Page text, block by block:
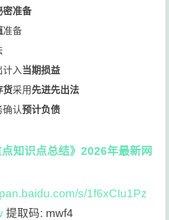
密准备
准备
计入 当期损益
货采用 先进先出法
确认预计负债
知识点总结》2026年最新网
s/1f6xCIu1Pz
提取码: mwf4